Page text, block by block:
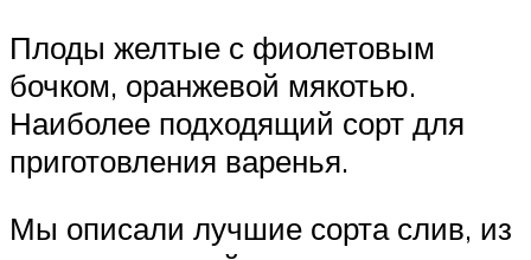
Плоды желтые с фиолетовым
бочком, оранжевой мякотью.
Наиболее подходящий сорт для
приготовления варенья.
Мы описали лучшие сорта слив, из